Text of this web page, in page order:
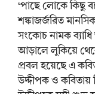
‘পাছে লোকে কিছু
শঙ্কাজর্জরিত
সংকোচ নামক
আড়ালে লুকিয়ে
প্রবল হয়েছে এ
উদ্দীপক ও কবিতায়